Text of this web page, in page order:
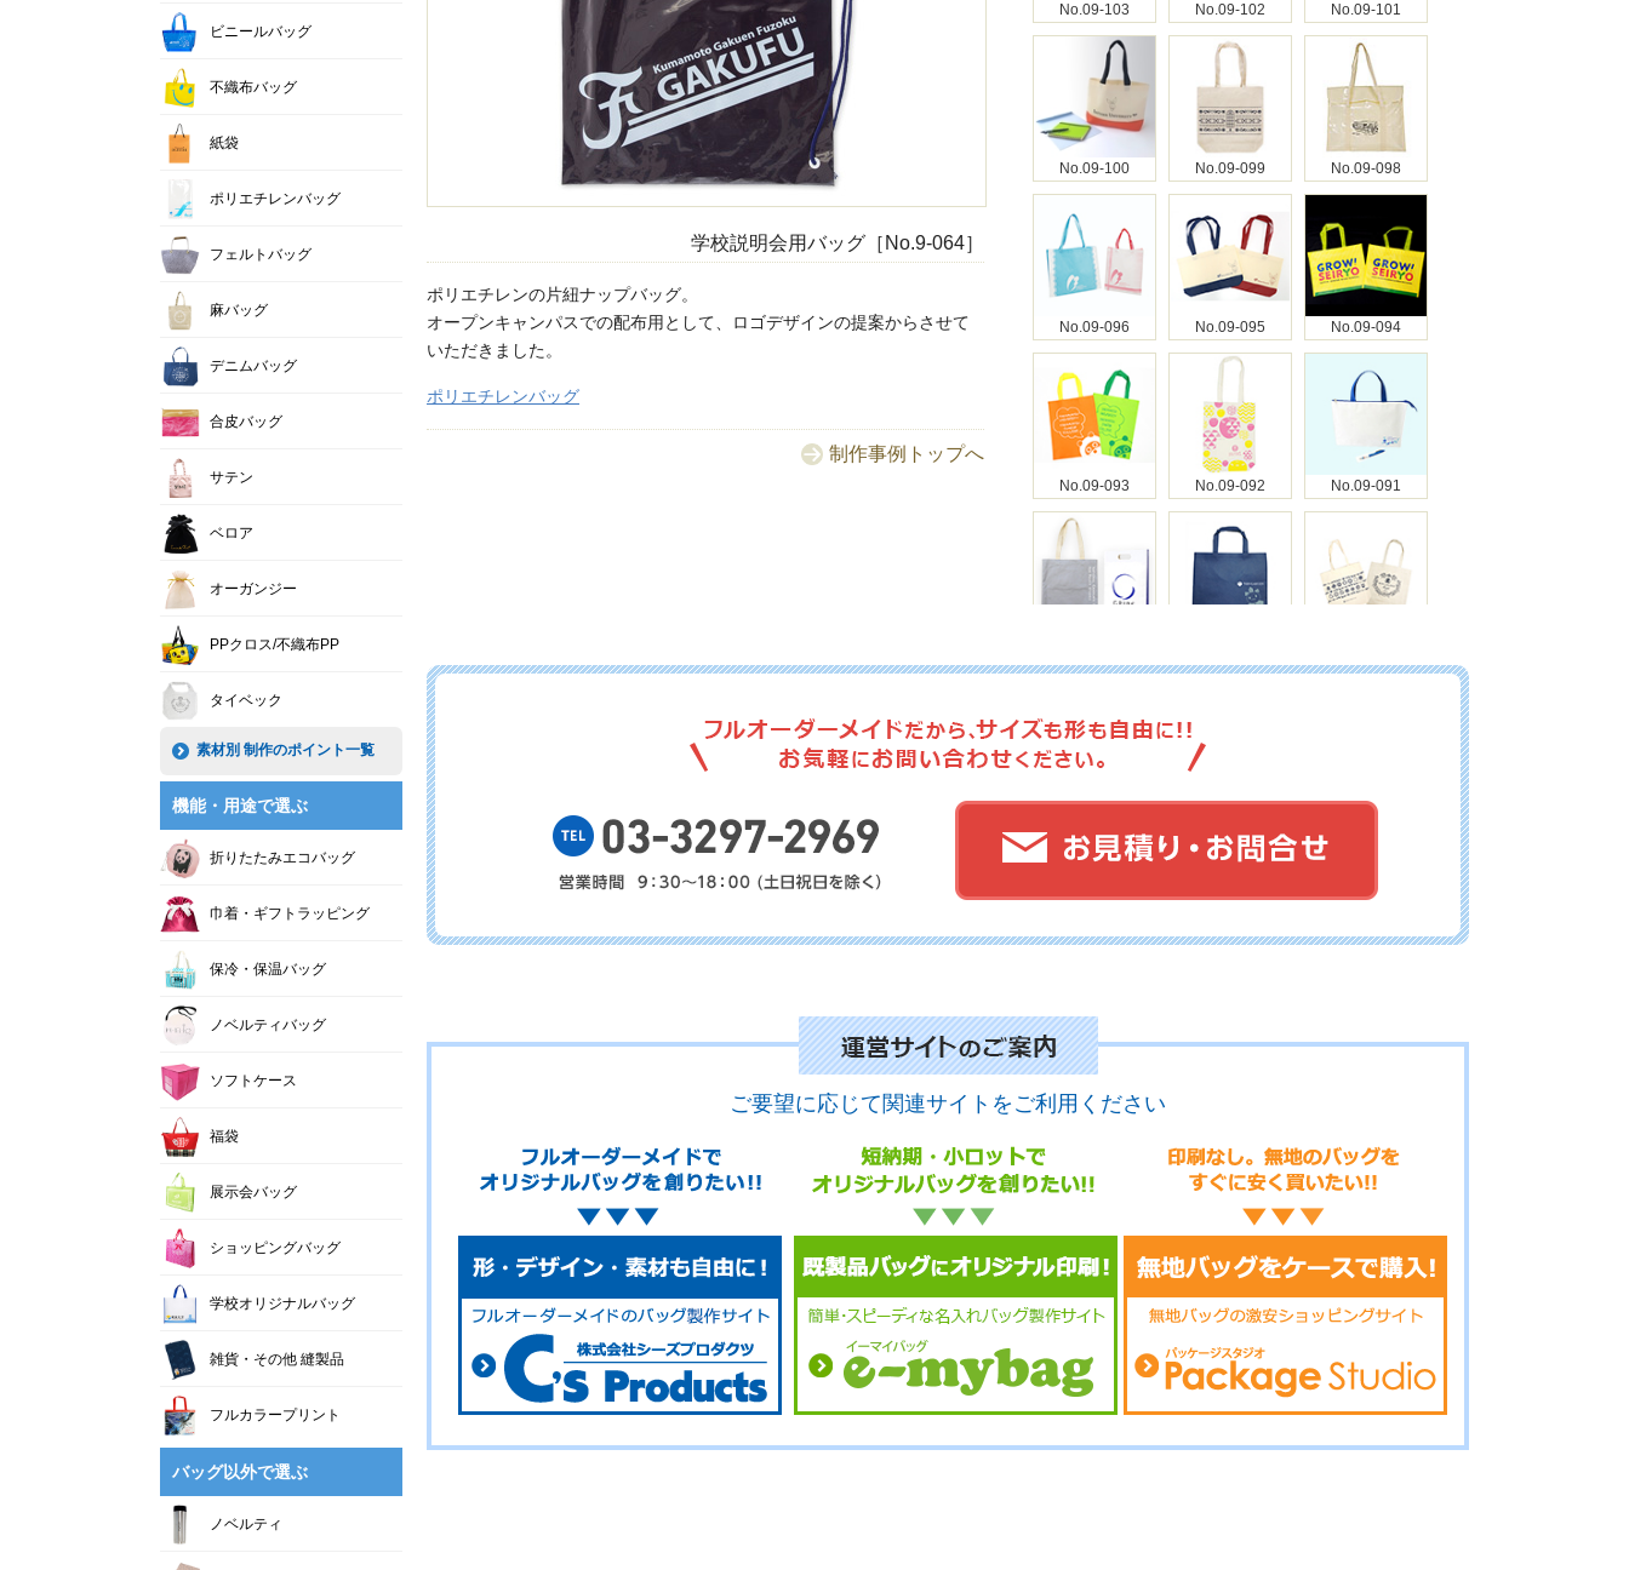
学校説明会用バッグ［No.9-064］
ポリエチレンの片紐ナップバッグ。
オープンキャンパスでの配布用として、ロゴデザインの提案からさせて
いただきました。
ポリエチレンバッグ
制作事例トップへ
No.09-103 No.09-102 No.09-101
No.09-100 No.09-099 No.09-098
No.09-096 No.09-095 No.09-094
No.09-093 No.09-092 No.09-091
No.09-087 No.09-086 No.09-085
No.9-077 No.9-076 No.9-075
ご要望に応じて関連サイトをご利用ください
ビニールバッグ
不織布バッグ
紙袋
ポリエチレンバッグ
フェルトバッグ
麻バッグ
デニムバッグ
合皮バッグ
サテン
ベロア
オーガンジー
PPクロス/不織布PP
タイベック
素材別 制作のポイント一覧
機能・用途で選ぶ
折りたたみエコバッグ
巾着・ギフトラッピング
保冷・保温バッグ
ノベルティバッグ
ソフトケース
福袋
展示会バッグ
ショッピングバッグ
学校オリジナルバッグ
雑貨・その他 縫製品
フルカラープリント
バッグ以外で選ぶ
ノベルティ